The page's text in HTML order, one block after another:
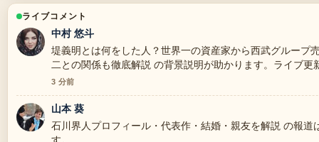
ライブコメント
中村 悠斗
堤義明とは何をした人？世界一の資産家から西武グループ
二との関係も徹底解説 の背景説明が助かります。ライブ更
3 分前
山本 葵
石川界人プロフィール・代表作・結婚・親友を解説 の報道